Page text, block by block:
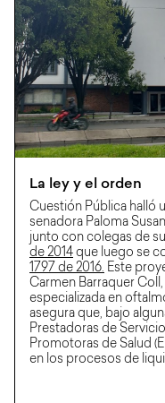
La ley y el orden
Cuestión Pública halló
senadora Paloma
junto con colegas de
de 2014 que luego se
1797 de 2016. Este
Carmen Barraquer
especializada en
asegura que, bajo
Prestadoras de
Promotoras de Salud
en los procesos de